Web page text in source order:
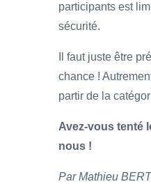
participants est
sécurité.
Il faut juste être
chance !
partir de la
Avez-vous tenté
nous !
Par Mathieu